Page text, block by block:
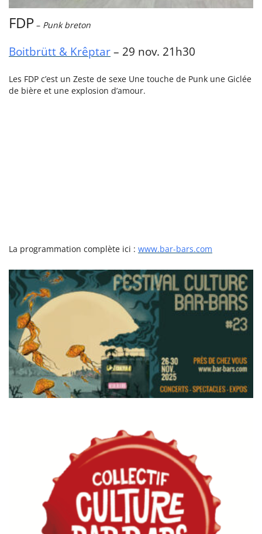
FDP – Punk breton
Boitbrütt & Krêptar – 29 nov. 21h30
Les FDP c’est un Zeste de sexe Une touche de Punk une Giclée
de bière et une explosion d’amour.
La programmation complète ici : www.bar-bars.com